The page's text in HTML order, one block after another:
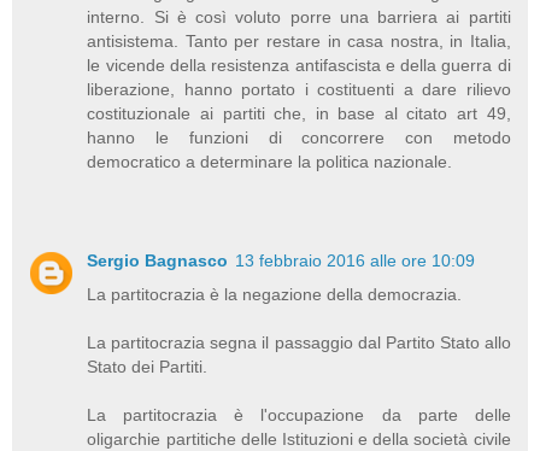
interno. Si è così voluto porre una barriera ai partiti
antisistema. Tanto per restare in casa nostra, in Italia,
le vicende della resistenza antifascista e della guerra di
liberazione, hanno portato i costituenti a dare rilievo
costituzionale ai partiti che, in base al citato art 49,
hanno le funzioni di concorrere con metodo
democratico a determinare la politica nazionale.
Sergio Bagnasco 13 febbraio 2016 alle ore 10:09
La partitocrazia è la negazione della democrazia.
La partitocrazia segna il passaggio dal Partito Stato allo
Stato dei Partiti.
La partitocrazia è l'occupazione da parte delle
oligarchie partitiche delle Istituzioni e della società civile